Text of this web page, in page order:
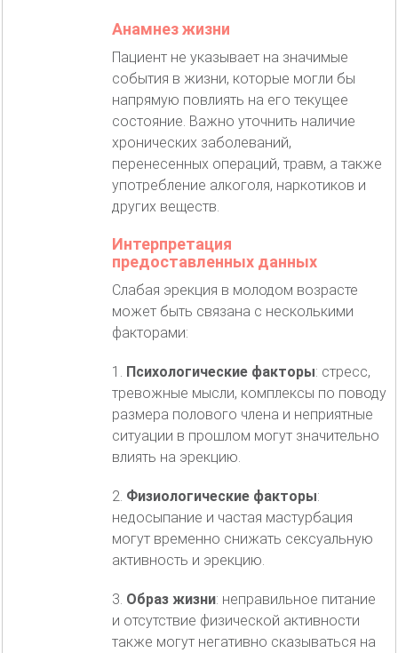
Анамнез жизни
Пациент не указывает на значимые
события в жизни, которые могли бы
напрямую повлиять на его текущее
состояние. Важно уточнить наличие
хронических заболеваний,
перенесенных операций, травм, а также
употребление алкоголя, наркотиков и
других веществ.
Интерпретация
предоставленных данных
Слабая эрекция в молодом возрасте
может быть связана с несколькими
факторами:
1. Психологические факторы: стресс,
тревожные мысли, комплексы по поводу
размера полового члена и неприятные
ситуации в прошлом могут значительно
влиять на эрекцию.
2. Физиологические факторы:
недосыпание и частая мастурбация
могут временно снижать сексуальную
активность и эрекцию.
3. Образ жизни: неправильное питание
и отсутствие физической активности
также могут негативно сказываться на